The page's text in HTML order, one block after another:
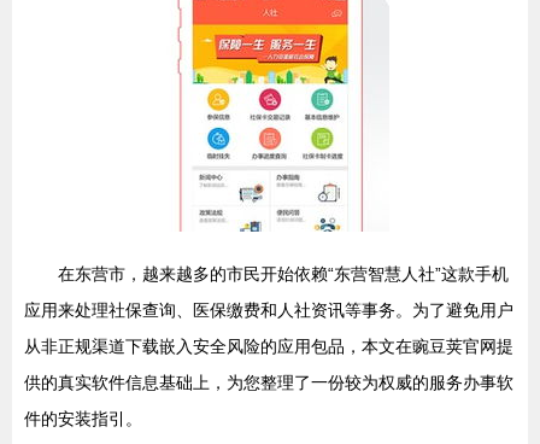
在东营市，越来越多的市民开始依赖“东营智慧人社”这款手机
应用来处理社保查询、医保缴费和人社资讯等事务。为了避免用户
从非正规渠道下载嵌入安全风险的应用包品，本文在豌豆荚官网提
供的真实软件信息基础上，为您整理了一份较为权威的服务办事软
件的安装指引。